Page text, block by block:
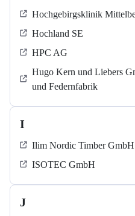
Hochgebirgsklinik
Hochland SE
HPC AG
Hugo Kern und Liebers
und Federnfabrik
I
Ilim Nordic Timber
ISOTEC GmbH
J